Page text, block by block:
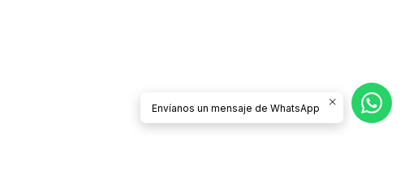
Envíanos un mensaje de WhatsApp